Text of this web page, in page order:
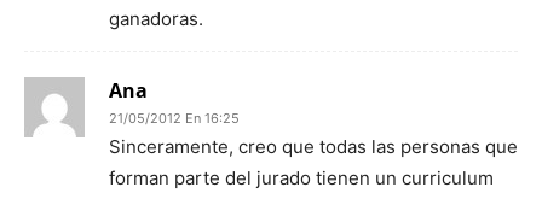
ganadoras.
Ana
21/05/2012 En 16:25
Sinceramente, creo que todas las personas que
forman parte del jurado tienen un curriculum